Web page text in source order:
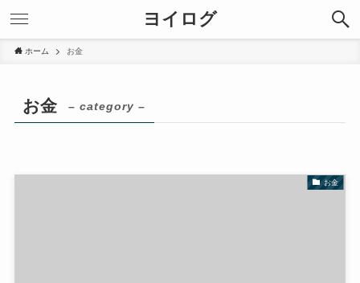
ヨイログ
ホーム お金
お金 – category –
お金